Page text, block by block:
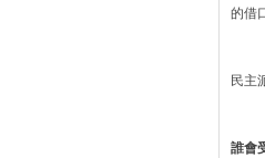
的借
民主
誰會